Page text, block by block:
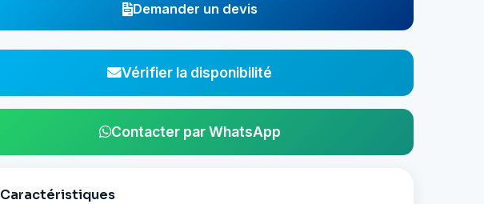
Demander un devis
Vérifier la disponibilité
Contacter par WhatsApp
Caractéristiques